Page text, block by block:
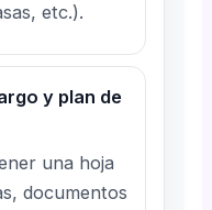
etc.).
y plan de
una hoja
documentos